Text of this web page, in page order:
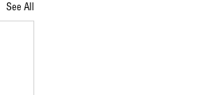
See All